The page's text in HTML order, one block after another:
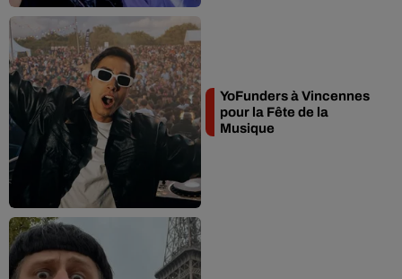
YoFunders à Vincennes
pour la Fête de la
Musique